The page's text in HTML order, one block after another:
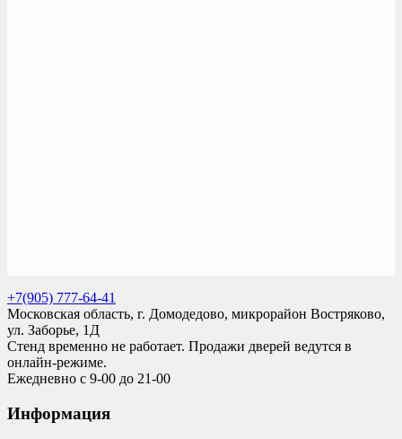
+7(905) 777-64-41
Московская область, г. Домодедово, микрорайон Востряково,
ул. Заборье, 1Д
Стенд временно не работает. Продажи дверей ведутся в
онлайн-режиме.
Ежедневно с 9-00 до 21-00
Информация